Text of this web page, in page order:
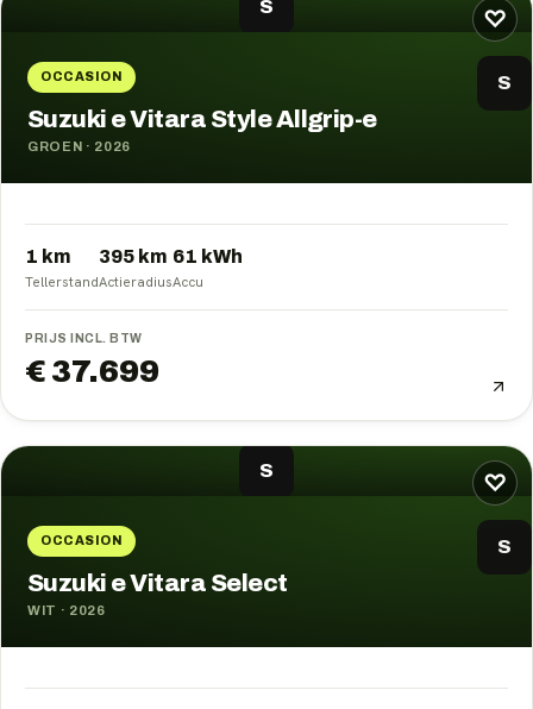
♡
S
OCCASION S
Suzuki e Vitara Style Allgrip-e
GROEN · 2026
1 km
Tellerstand
395 km
Actieradius
61 kWh
Accu
PRIJS INCL. BTW
€ 37.699
♡
S
OCCASION S
Suzuki e Vitara Select
WIT · 2026